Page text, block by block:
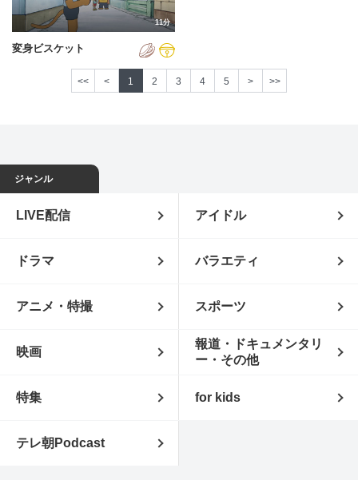
11分
変身ビスケット
<< < 1 2 3 4 5 > >>
ジャンル
LIVE配信 アイドル
ドラマ バラエティ
アニメ・特撮 スポーツ
映画
報道・ドキュメンタリ
ー・その他
特集 for kids
テレ朝Podcast